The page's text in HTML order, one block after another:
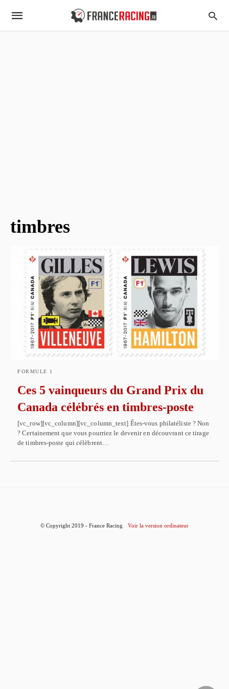
timbres
FORMULE 1
Ces 5 vainqueurs du Grand Prix du
Canada célébrés en timbres-poste
[vc_row][vc_column][vc_column_text] Êtes-vous philatéliste ? Non
? Certainement que vous pourriez le devenir en découvrant ce tirage
de timbres-poste qui célèbrent…
© Copyright 2019 - France Racing Voir la version ordinateur